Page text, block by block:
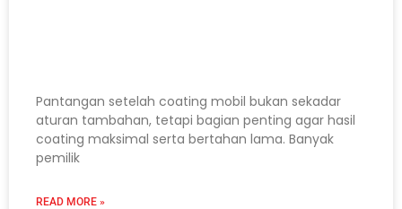
Pantangan setelah coating mobil bukan sekadar
aturan tambahan, tetapi bagian penting agar hasil
coating maksimal serta bertahan lama. Banyak
pemilik
READ MORE »